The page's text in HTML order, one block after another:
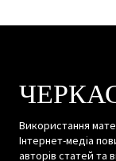
Використання
Інтернет-медіа
авторів статей та